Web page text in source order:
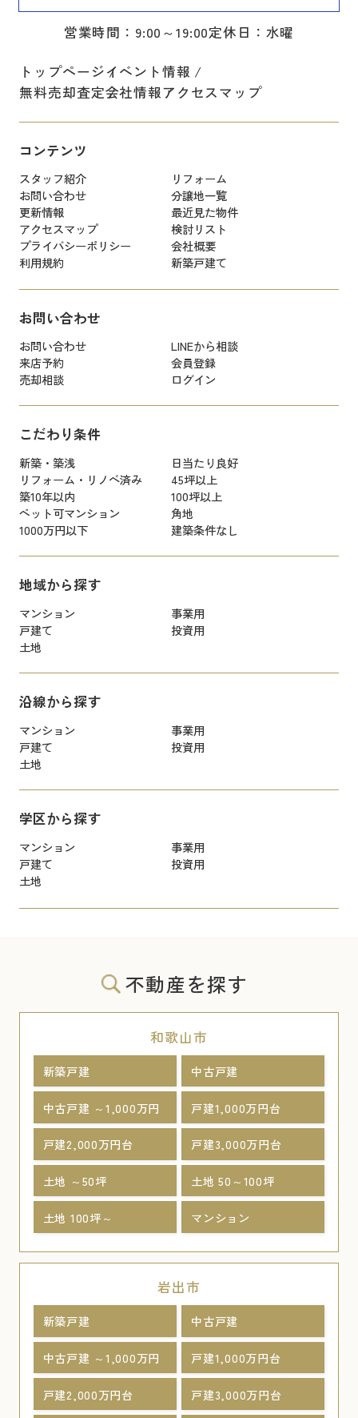
営業時間：9:00～19:00定休日：水曜
トップページイベント情報
無料売却査定会社情報アクセスマップ
コンテンツ
スタッフ紹介
リフォーム
お問い合わせ
分譲地一覧
更新情報
最近見た物件
アクセスマップ
検討リスト
プライバシーポリシー
会社概要
利用規約
新築戸建て
お問い合わせ
お問い合わせ
LINEから相談
来店予約
会員登録
売却相談
ログイン
こだわり条件
新築・築浅
日当たり良好
リフォーム・リノベ済み
45坪以上
築10年以内
100坪以上
ペット可マンション
角地
1000万円以下
建築条件なし
地域から探す
マンション
事業用
戸建て
投資用
土地
沿線から探す
マンション
事業用
戸建て
投資用
土地
学区から探す
マンション
事業用
戸建て
投資用
土地
不動産を探す
和歌山市
新築戸建 中古戸建
中古戸建 ～1,000万円 戸建1,000万円台
戸建2,000万円台 戸建3,000万円台
土地 ～50坪 土地 50～100坪
土地 100坪～ マンション
岩出市
新築戸建 中古戸建
中古戸建 ～1,000万円 戸建1,000万円台
戸建2,000万円台 戸建3,000万円台